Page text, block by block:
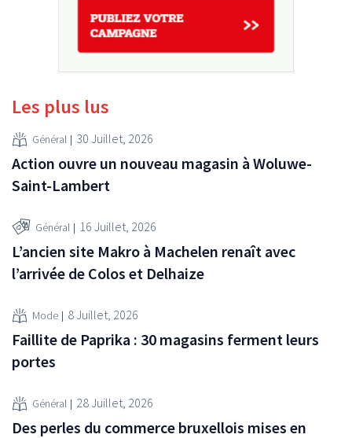
Les plus lus
Général 30 Juillet, 2026
Action ouvre un nouveau magasin à Woluwe-
Saint-Lambert
Général 16 Juillet, 2026
L’ancien site Makro à Machelen renaît avec
l’arrivée de Colos et Delhaize
Mode 8 Juillet, 2026
Faillite de Paprika : 30 magasins ferment leurs
portes
Général 28 Juillet, 2026
Des perles du commerce bruxellois mises en